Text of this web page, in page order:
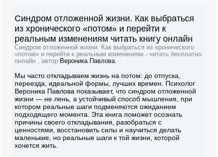
Синдром отложенной жизни. Как выбраться
из хронического «потом» и перейти к
реальным изменениям читать книгу онлайн
Синдром отложенной жизни. Как выбраться из хронического
«потом» и перейти к реальным изменениям - читать бесплатно
онлайн , автор Вероника Павлова
Мы часто откладываем жизнь на потом: до отпуска,
переезда, идеальной формы, лучших времен. Психолог
Вероника Павлова показывает, что синдром отложенной
жизни — не лень, а устойчивый способ мышления, при
котором реальные шаги подменяются ожиданием
подходящего момента. Эта книга поможет осознать
причины своего откладывания, разобраться с
ценностями, восстановить силы и научиться делать
маленькие, но реальные шаги к той жизни, которой
хочется жить.